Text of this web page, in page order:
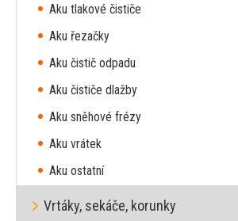
Aku tlakové čističe
Aku řezačky
Aku čistič odpadu
Aku čističe dlažby
Aku sněhové frézy
Aku vrátek
Aku ostatní
Vrtáky, sekáče, korunky